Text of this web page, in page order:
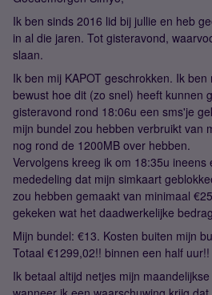
Ik ben sinds 2016 lid bij jullie en heb
in al die jaren. Tot gisteravond,
slaan.
Ik ben mij KAPOT geschrokken. Ik
bewust hoe dit (zo snel) heeft kunnen
gisteravond rond 18:06u een sms'je
mijn bundel zou hebben verbruikt van
nog rond de 1200MB over hebben.
Vervolgens kreeg ik om 18:35u ineens
mededeling dat mijn simkaart
zou hebben gemaakt van minimaal
gekeken wat het daadwerkelijke
Mijn bundel: €13. Kosten buiten mijn
Totaal €1299,02!! binnen een half uur!!
Ik betaal altijd netjes mijn